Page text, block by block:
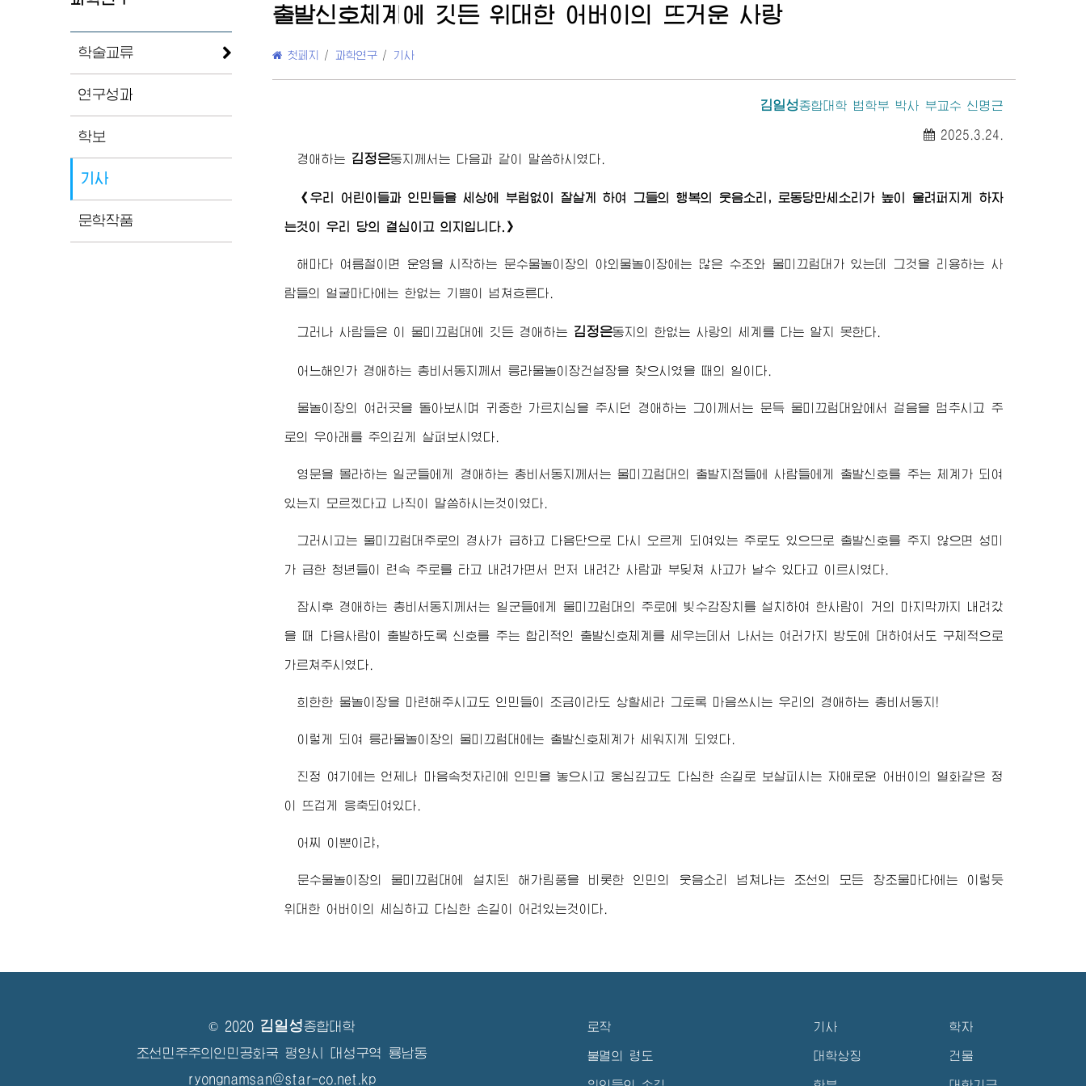
학술교류
연구성과
학보
기사
문학작품
출발신호체계에 깃든 위대한 어버이 의 뜨거운 사랑
첫페지 / 과학연구 / 기사
김일성종합대학 법학부 박사 부교수 신명근
2025.3.24.
경애하는 김정은동지께서 는 다음과 같이 말씀하시였다.
《우리 어린이들과 인민들을 세상에 부럼없이 잘살게 하여 그들의 행복의 웃음소리, 로동당만세소리가 높이 울려퍼지게 하자
는것이 우리 당의 결심이고 의지입니다.》
해마다 여름철이면 운영을 시작하는 문수물놀이장의 야외물놀이장에는 많은 수조와 물미끄럼대가 있는데 그것을 리용하는 사
람들의 얼굴마다에는 한없는 기쁨이 넘쳐흐른다.
그러나 사람들은 이 물미끄럼대에 깃든 경애하는 김정은동지 의 한없는 사랑의 세계를 다는 알지 못한다.
어느해인가 경애하는 총비서동지께서 릉라물놀이장건설장을 찾으시였을 때의 일이다.
물놀이장의 여러곳을 돌아보시며 귀중한 가르치심을 주시던 경애하는 그이께서는 문득 물미끄럼대앞에서 걸음을 멈추시고 주
로의 우아래를 주의깊게 살펴보시였다.
영문을 몰라하는 일군들에게 경애하는 총비서동지께서 는 물미끄럼대의 출발지점들에 사람들에게 출발신호를 주는 체계가 되여
있는지 모르겠다고 나직이 말씀하시는것이였다.
그러시고는 물미끄럼대주로의 경사가 급하고 다음단으로 다시 오르게 되여있는 주로도 있으므로 출발신호를 주지 않으면 성미
가 급한 청년들이 련속 주로를 타고 내려가면서 먼저 내려간 사람과 부딪쳐 사고가 날수 있다고 이르시였다.
잠시후 경애하는 총비서동지께서는 일군들에게 물미끄럼대의 주로에 빛수감장치를 설치하여 한사람이 거의 마지막까지 내려갔
을 때 다음사람이 출발하도록 신호를 주는 합리적인 출발신호체계를 세우는데서 나서는 여러가지 방도에 대하여서도 구체적으로
가르쳐주시였다.
희한한 물놀이장을 마련해주시고도 인민들이 조금이라도 상할세라 그토록 마음쓰시는 우리의 경애하는 총비서동지 !
이렇게 되여 릉라물놀이장의 물미끄럼대에는 출발신호체계가 세워지게 되였다.
진정 여기에는 언제나 마음속첫자리에 인민을 놓으시고 웅심깊고도 다심한 손길로 보살피시는 자애로운 어버이 의 열화같은 정
이 뜨겁게 응축되여있다.
어찌 이뿐이랴,
문수물놀이장의 물미끄럼대에 설치된 해가림풍을 비롯한 인민의 웃음소리 넘쳐나는 조선의 모든 창조물마다에는 이렇듯
위대한 어버이 의 세심하고 다심한 손길이 어려있는것이다.
© 2020 김일성종합대학
조선민주주의인민공화국 평양시 대성구역 룡남동
ryongnamsan@star-co.net.kp
로작
불멸의 령도
기사
대학상징
학자
건물